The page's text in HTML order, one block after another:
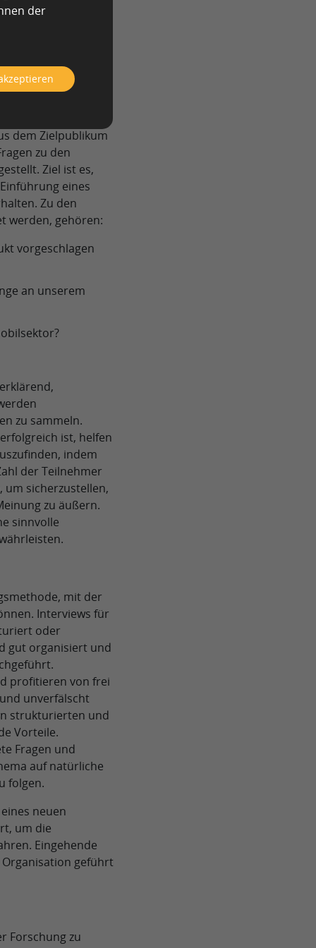
Hier
qualitative
dem Zielpublikum
zu den
Ziel ist es,
eines
Zu den
werden, gehören:
vorgeschlagen
an unserem
zu sammeln.
ist, helfen
indem
der Teilnehmer
um sicherzustellen,
zu äußern.
sinnvolle
mit der
Interviews für
oder
gut organisiert und
profitieren von frei
unverfälscht
strukturierten und
Vorteile.
Fragen und
auf natürliche
folgen.
neuen
um die
Eingehende
geführt
Forschung zu
der